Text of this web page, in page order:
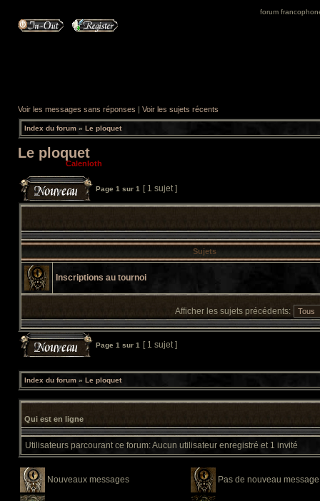
forum
Voir les messages sans réponses | Voir les sujets récents
Index du forum » Le ploquet
Le ploquet
Modérateur: Calenloth
Page 1 sur 1 [ 1 sujet ]
Sujets
Inscriptions au tournoi
Afficher les sujets précédents:
Page 1 sur 1 [ 1 sujet ]
Index du forum » Le ploquet
Qui est en ligne
Utilisateurs parcourant ce forum: Aucun utilisateur enregistré et 1 invité
Nouveaux messages Pas de nouveau message